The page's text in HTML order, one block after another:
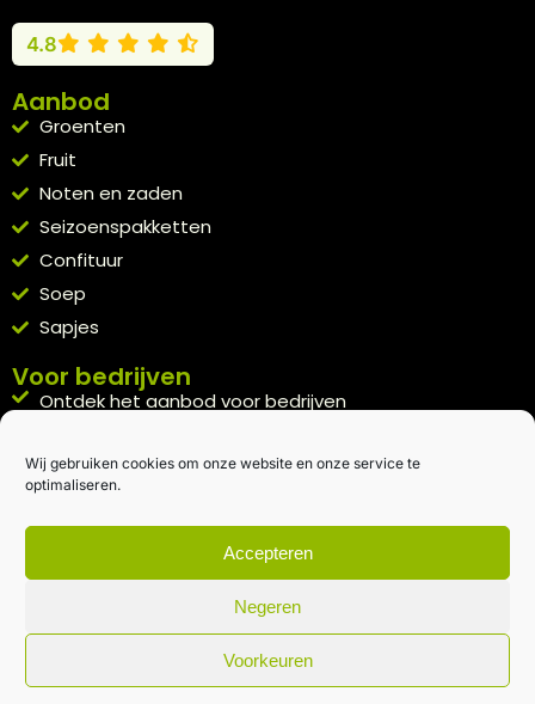
Wij gebruiken cookies om onze website en onze service te
optimaliseren.
Accepteren
Negeren
Voorkeuren
4.8
Aanbod
Groenten
Fruit
Noten en zaden
Seizoenspakketten
Confituur
Soep
Sapjes
Voor bedrijven
Ontdek het aanbod voor bedrijven
Kennismakingspakket aanvragen
Blijft op de hoogte
Rechtstreeks van het veld naar je inbox.
Inschrijven nieuwsbrief
Algemene voorwaarden|Privacybeleid| gemaakt met door